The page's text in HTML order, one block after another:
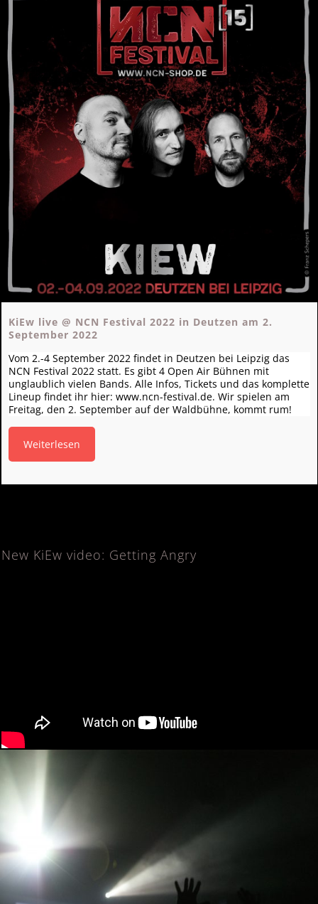
KiEw live @ NCN Festival 2022 in Deutzen am 2.
September 2022
Vom 2.-4 September 2022 findet in Deutzen bei Leipzig das
NCN Festival 2022 statt. Es gibt 4 Open Air Bühnen mit
unglaublich vielen Bands. Alle Infos, Tickets und das komplette
Lineup findet ihr hier: www.ncn-festival.de. Wir spielen am
Freitag, den 2. September auf der Waldbühne, kommt rum!
Weiterlesen
New KiEw video: Getting Angry